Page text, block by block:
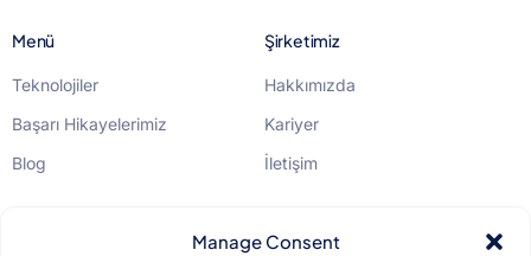
Manage Consent
Menü
Teknolojiler
Başarı Hikayelerimiz
Blog
Şirketimiz
Hakkımızda
Kariyer
İletişim